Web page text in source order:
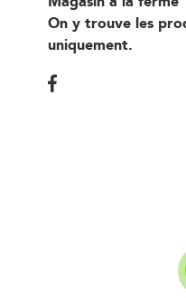
On y trouve les
uniquement.